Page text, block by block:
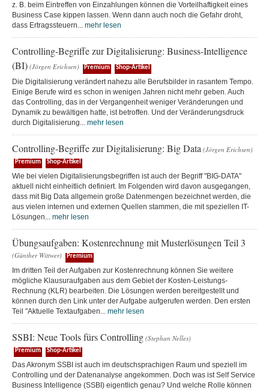
z. B. beim Eintreffen von Einzahlungen können die Vorteilhaftigkeit eines
Business Case kippen lassen. Wenn dann auch noch die Gefahr droht,
dass Ertragssteuern... mehr lesen
Controlling-Begriffe zur Digitalisierung: Business-Intelligence
(BI) (Jörgen Erichsen) Premium Shop-Artikel
Die Digitalisierung verändert nahezu alle Berufsbilder in rasantem Tempo.
Einige Berufe wird es schon in wenigen Jahren nicht mehr geben. Auch
das Controlling, das in der Vergangenheit weniger Veränderungen und
Dynamik zu bewältigen hatte, ist betroffen. Und der Veränderungsdruck
durch Digitalisierung... mehr lesen
Controlling-Begriffe zur Digitalisierung: Big Data (Jörgen Erichsen)
Premium Shop-Artikel
Wie bei vielen Digitalisierungsbegriffen ist auch der Begriff "BIG-DATA"
aktuell nicht einheitlich definiert. Im Folgenden wird davon ausgegangen,
dass mit Big Data allgemein große Datenmengen bezeichnet werden, die
aus vielen internen und externen Quellen stammen, die mit speziellen IT-
Lösungen... mehr lesen
Übungsaufgaben: Kostenrechnung mit Musterlösungen Teil 3
(Günther Wittwer) Premium
Im dritten Teil der Aufgaben zur Kostenrechnung können Sie weitere
mögliche Klausuraufgaben aus dem Gebiet der Kosten-Leistungs-
Rechnung (KLR) bearbeiten. Die Lösungen werden bereitgestellt und
können durch den Link unter der Aufgabe aufgerufen werden. Den ersten
Teil "Aktuelle Textaufgaben... mehr lesen
SSBI: Neue Tools fürs Controlling (Stephan Nelles)
Premium Shop-Artikel
Das Akronym SSBI ist auch im deutschsprachigen Raum und speziell im
Controlling und der Datenanalyse angekommen. Doch was ist Self Service
Business Intelligence (SSBI) eigentlich genau? Und welche Rolle können